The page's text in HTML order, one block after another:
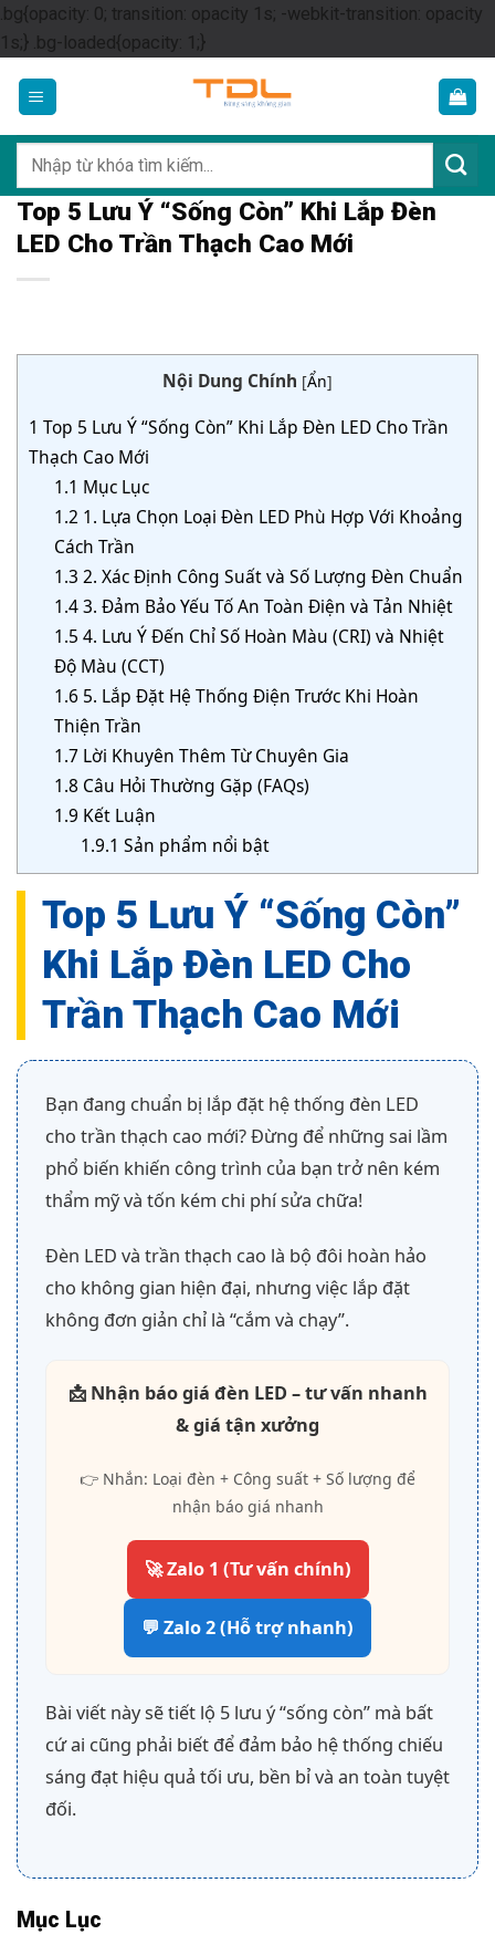
.bg{opacity: 0; transition: opacity 1s; -webkit-transition: opacity
1s;} .bg-loaded{opacity: 1;}Skip
content
kiếm:
Top 5 Lưu Ý “Sống Còn” Khi Lắp Đèn
LED Cho Trần Thạch Cao Mới
Nội Dung Chính [Ẩn]
1 Top 5 Lưu Ý “Sống Còn” Khi Lắp Đèn LED Cho Trần
Thạch Cao Mới
1.1 Mục Lục
1.2 1. Lựa Chọn Loại Đèn LED Phù Hợp Với Khoảng
Cách Trần
1.3 2. Xác Định Công Suất và Số Lượng Đèn Chuẩn
1.43. Đảm Bảo Yếu Tố An Toàn Điện và Tản Nhiệt
1.5 4. Lưu Ý Đến Chỉ Số Hoàn Màu (CRI) và Nhiệt
Độ Màu (CCT)
1.6 5. Lắp Đặt Hệ Thống Điện Trước Khi Hoàn
Thiện Trần
1.7 Lời Khuyên Thêm Từ Chuyên Gia
1.8 Câu Hỏi Thường Gặp (FAQs)
1.9 Kết Luận
1.9.1 Sản phẩm nổi bật
Top 5 Lưu Ý “Sống Còn”
Khi Lắp Đèn LED Cho
Trần Thạch Cao Mới
Bạn đang chuẩn bị lắp đặt hệ thống đèn LED
cho trần thạch cao mới? Đừng để những sai lầm
phổ biến khiến công trình của bạn trở nên kém
thẩm mỹ và tốn kém chi phí sửa chữa!
Đèn LED và trần thạch cao là bộ đôi hoàn hảo
cho không gian hiện đại, nhưng việc lắp đặt
không đơn giản chỉ là “cắm và chạy”.
📩 Nhận báo giá đèn LED – tư vấn nhanh
& giá tận xưởng
👉 Nhắn: Loại đèn + Công suất + Số lượng để
nhận báo giá nhanh
🚀 Zalo 1 (Tư vấn chính)
💬 Zalo 2 (Hỗ trợ nhanh)
Bài viết này sẽ tiết lộ 5 lưu ý “sống còn” mà bất
cứ ai cũng phải biết để đảm bảo hệ thống chiếu
sáng đạt hiệu quả tối ưu, bền bỉ và an toàn tuyệt
đối.
Mục Lục